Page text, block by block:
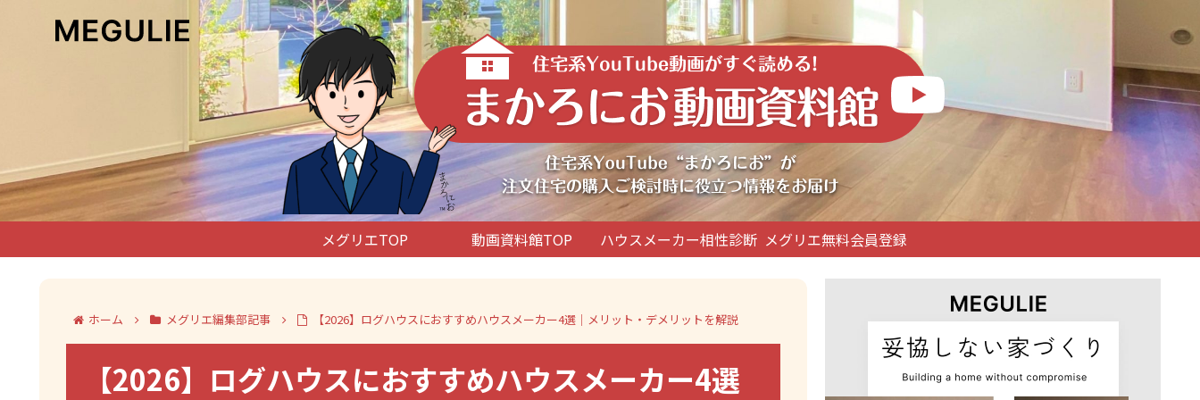
メグリエTOP 動画資料館TOP ハウスメーカー相性診断 メグリエ無料会員登録
ホーム メグリエ編集部記事 【2026】ログハウスにおすすめハウスメーカー4選｜メリット・デメリットを解説
【2026】ログハウスにおすすめハウスメーカー4選